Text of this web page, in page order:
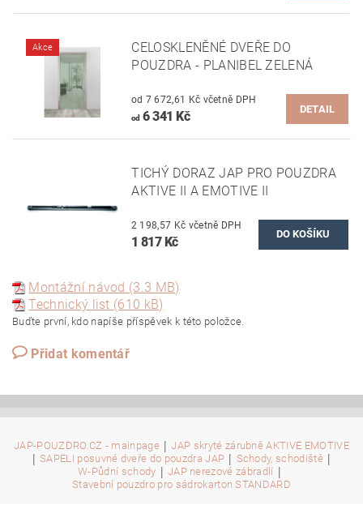
Akce
CELOSKLENĚNÉ DVEŘE DO
POUZDRA - PLANIBEL ZELENÁ
od 7 672,61 Kč včetně DPH
od6 341 Kč DETAIL
TICHÝ DORAZ JAP PRO POUZDRA
AKTIVE II A EMOTIVE II
2 198,57 Kč včetně DPH
1 817 Kč
Montážní návod (3.3 MB)
Technický list (610 kB)
Buďte první, kdo napíše příspěvek k této položce.
Přidat komentář
JAP-POUZDRO.CZ - mainpage | JAP skryté zárubně AKTIVE EMOTIVE
| SAPELI posuvné dveře do pouzdra JAP | Schody, schodiště |
W-Půdní schody | JAP nerezové zábradlí |
Stavební pouzdro pro sádrokarton STANDARD